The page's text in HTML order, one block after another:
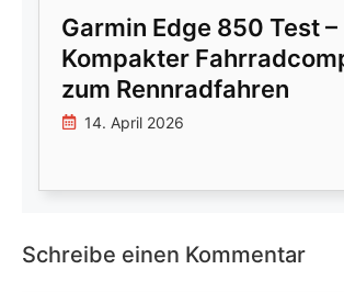
Garmin Edge 850 Test –
Kompakter
zum Rennradfahren
14. April 2026
Schreibe einen Kommentar